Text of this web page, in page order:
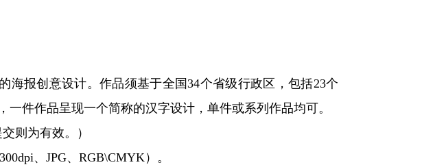
报创意设计。作品须基于全国34个省级行政区，包括23个
件作品呈现一个简称的汉字设计，单件或系列作品均可。
则为有效。）
、JPG、RGB\CMYK）。